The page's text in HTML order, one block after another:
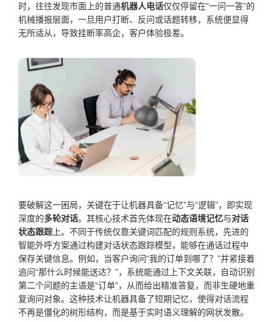
时，往往发现市面上的普通机器人电话仅仅停留在“一问一答”的
机械播报层面，一旦用户打断、反问或话题转移，系统便显得
无所适从，导致挂断率高企，客户体验极差。
要破解这一困局，关键在于让机器具备“记忆”与“逻辑”，即实现
深度的多轮对话。其核心技术首先体现在动态语境记忆与对话
状态跟踪 上。不同于传统仅靠关键词匹配的规则系统，先进的
智能外呼方案通过构建对话状态跟踪模型，能够在通话过程中
保存关键信息。例如，当客户询问“我的订单到哪了？”并紧接着
追问“那什么时候能送达？”，系统能通过上下文关联，自动识别
第二个问题的主语是“订单”，从而给出精准答复，而非生硬地重
复询问对象。这种技术让机器具备了短期记忆，使得对话流程
不再是僵化的树形结构，而是基于实时语义理解的网状发散。